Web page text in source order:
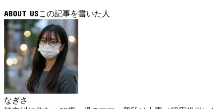
ABOUT US
なぎさ